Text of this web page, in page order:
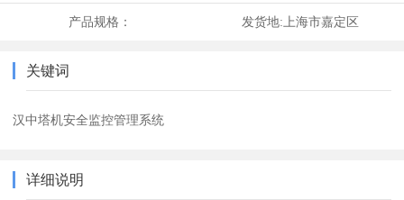
产品规格： 发货地:上海市嘉定区
关键词
汉中塔机安全监控管理系统
详细说明